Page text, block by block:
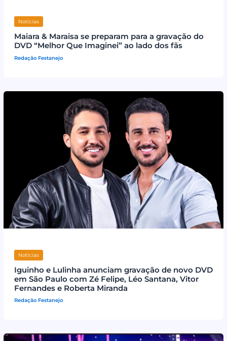
Notícias
Maiara & Maraisa se preparam para a gravação do
DVD “Melhor Que Imaginei” ao lado dos fãs
Redação Festanejo
Notícias
Iguinho e Lulinha anunciam gravação de novo DVD
em São Paulo com Zé Felipe, Léo Santana, Vitor
Fernandes e Roberta Miranda
Redação Festanejo